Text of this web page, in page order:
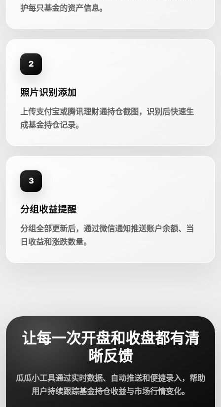
护每只基金的资产信息。
2
照片识别添加
上传支付宝或腾讯理财通持仓截图，识别后快速生
成基金持仓记录。
3
分组收益提醒
分组全部更新后，通过微信通知推送账户余额、当
日收益和涨跌数量。
让每一次开盘和收盘都有清
晰反馈
瓜瓜小工具通过实时数据、自动推送和便捷录入，帮助
用户持续跟踪基金持仓收益与市场行情变化。